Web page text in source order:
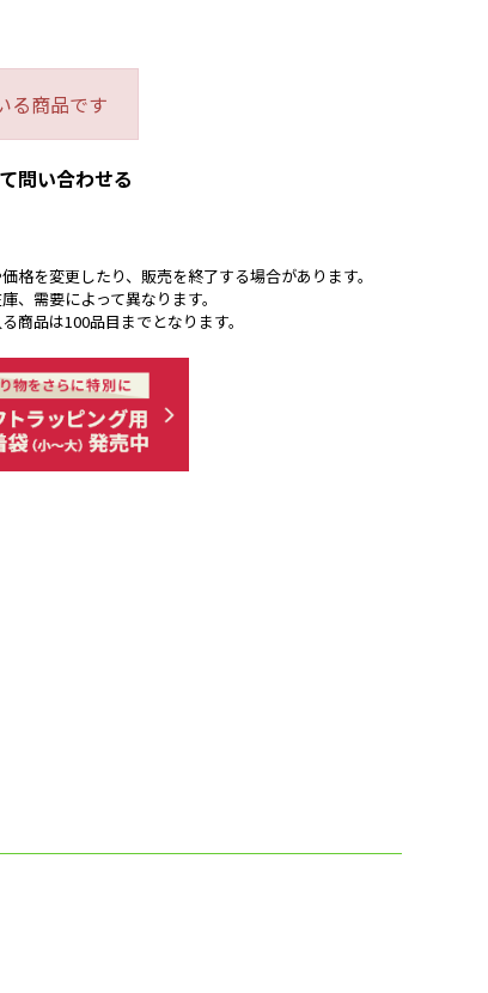
る商品です
問い合わせる
格を変更したり、販売を終了する場合があります。
、需要によって異なります。
商品は100品目までとなります。